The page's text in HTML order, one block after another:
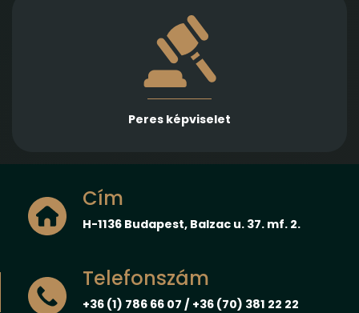
Peres képviselet
Több különböző jogterületen nyújtunk rutinos
képviseletet első és másodfokon, városi/kerületi és
megyei, valamint ítélőtáblák előtt
Cím
H-1136 Budapest, Balzac u. 37. mf. 2.
Telefonszám
+36 (1) 786 66 07 / +36 (70) 381 22 22